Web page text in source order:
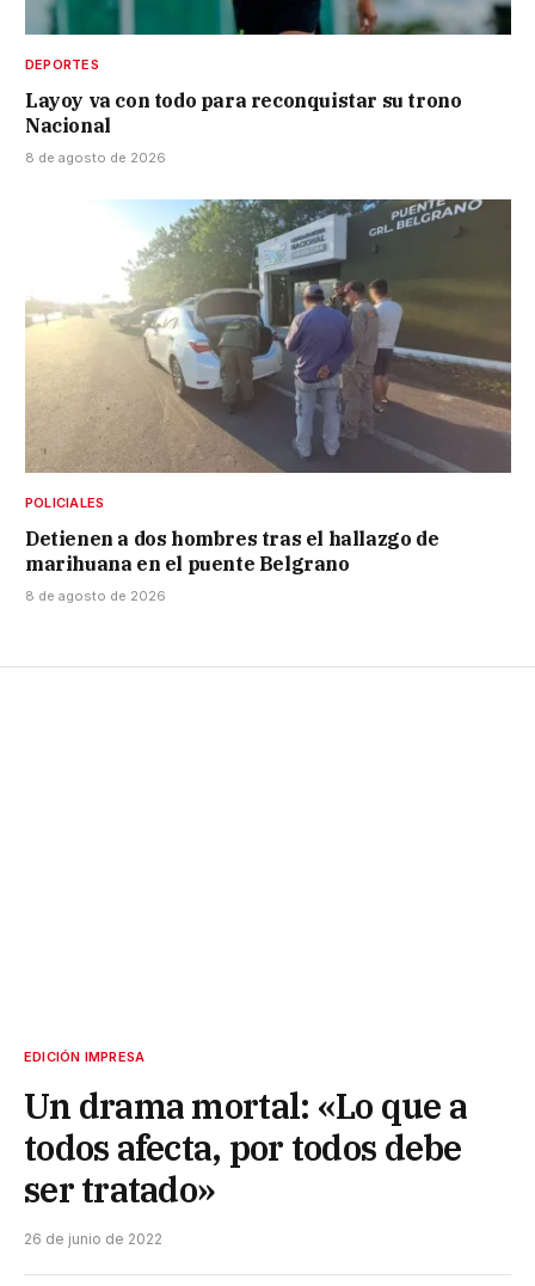
DEPORTES
Layoy va con todo para reconquistar su trono
Nacional
8 de agosto de 2026
POLICIALES
Detienen a dos hombres tras el hallazgo de
marihuana en el puente Belgrano
8 de agosto de 2026
EDICIÓN IMPRESA
Un drama mortal: «Lo que a
todos afecta, por todos debe
ser tratado»
26 de junio de 2022